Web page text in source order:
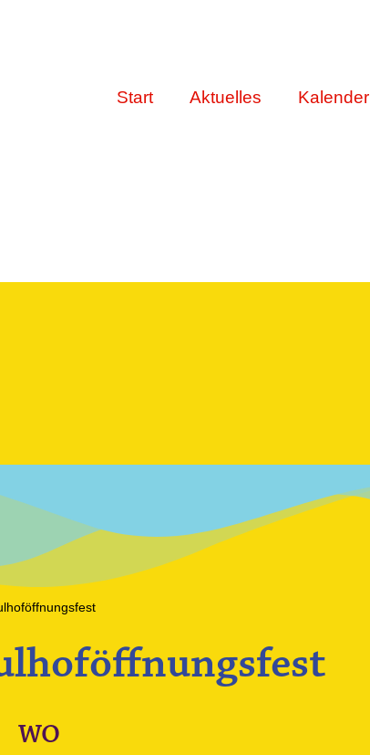
Start Aktuelles Kalender
WO